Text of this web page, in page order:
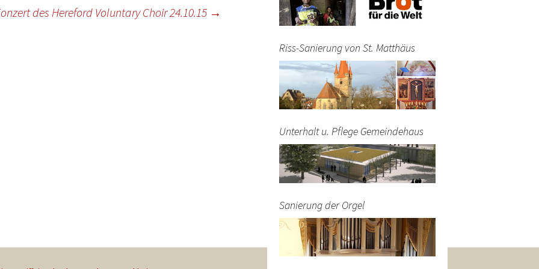
des Hereford Voluntary Choir 24.10.15 →
Riss-Sanierung von St. Matthäus
Unterhalt u. Pflege Gemeindehaus
Sanierung der Orgel